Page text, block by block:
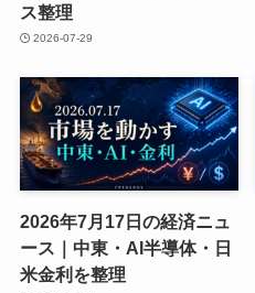
ス整理
2026-07-29
2026年7月17日の経済ニュ
ース｜中東・AI半導体・日
米金利を整理